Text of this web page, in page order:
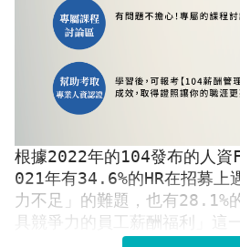
根據2022年的104發布的人
021年有34.6%的HR在招募上
力不足」的難題，也有28.1%
具競爭力的員工薪酬福利」這